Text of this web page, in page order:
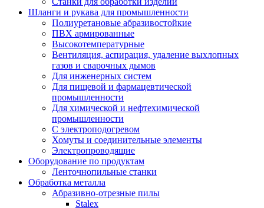
Шланги и рукава для промышленности
Полиуретановые абразивостойкие
ПВХ армированные
Высокотемпературные
Вентиляция, аспирация, удаление выхлопных
газов и сварочных дымов
Для инженерных систем
Для пищевой и фармацевтической
промышленности
Для химической и нефтехимической
промышленности
С электроподогревом
Хомуты и соединительные элементы
Электропроводящие
Оборудование по продуктам
Ленточнопильные станки
Обработка металла
Абразивно-отрезные пилы
Stalex